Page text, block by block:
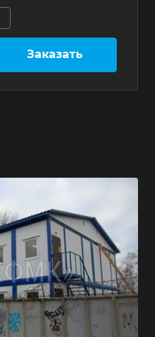
Заказать